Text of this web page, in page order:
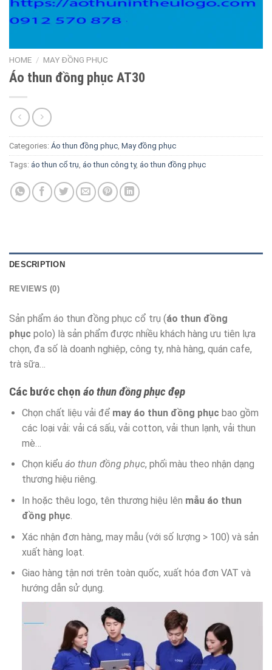
HOME / MAY ĐỒNG PHỤC
Áo thun đồng phục AT30
Categories: Áo thun đồng phục, May đồng phục
Tags: áo thun cổ trụ, áo thun công ty, áo thun đồng phục
DESCRIPTION
REVIEWS (0)
Sản phẩm áo thun đồng phục cổ trụ (áo thun đồng
phục polo) là sản phẩm được nhiều khách hàng ưu tiên lựa
chọn, đa số là doanh nghiệp, công ty, nhà hàng, quán cafe,
trà sữa…
Các bước chọn áo thun đồng phục đẹp
Chọn chất liệu vải để may áo thun đồng phục bao gồm
các loại vải: vải cá sấu, vải cotton, vải thun lạnh, vải thun
mè…
Chọn kiểu áo thun đồng phục, phối màu theo nhận dạng
thương hiệu riêng.
In hoặc thêu logo, tên thương hiệu lên mẫu áo thun
đồng phục.
Xác nhận đơn hàng, may mẫu (với số lượng > 100) và sản
xuất hàng loạt.
Giao hàng tận nơi trên toàn quốc, xuất hóa đơn VAT và
hướng dẫn sử dụng.